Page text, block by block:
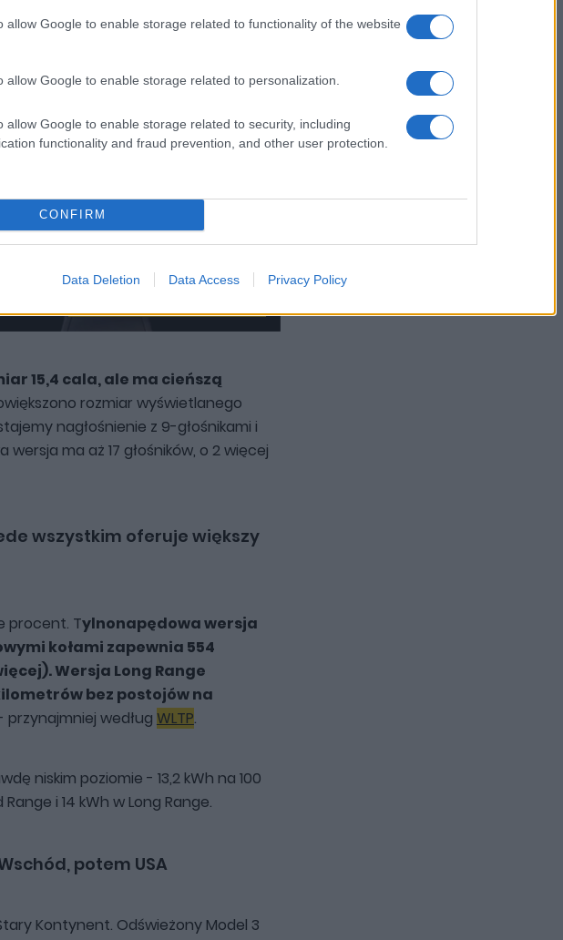
allow Google to enable storage related to functionality of the website
allow Google to enable storage related to personalization.
allow Google to enable storage related to security, including
functionality and fraud prevention, and other user protection.
CONFIRM
Data Deletion Data Access Privacy Policy
Zobacz 30 zdjęć
15,4 cala, ale ma cieńszą
rozmiar wyświetlanego
nagłośnienie z 9-głośnikami i
ma aż 17 głośników, o 2 więcej
wszystkim oferuje większy
procent. Tylnonapędowa wersja
kołami zapewnia 554
Wersja Long Range
bez postojów na
według WLTP.
niskim poziomie - 13,2 kWh na 100
i 14 kWh w Long Range.
potem USA
Kontynent. Odświeżony Model 3